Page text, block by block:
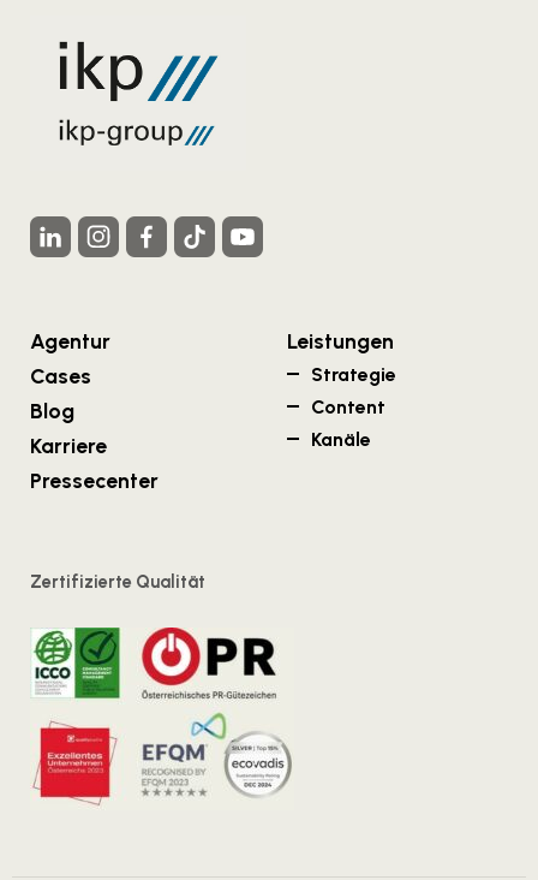
Agentur
Cases
Blog
Karriere
Pressecenter
Leistungen
Strategie
Content
Kanäle
Zertifizierte Qualität